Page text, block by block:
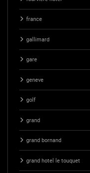
france
gallimard
gare
geneve
golf
grand
grand bornand
grand hotel le touquet